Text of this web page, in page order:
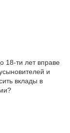
18-ти лет вправе
и
вклады в